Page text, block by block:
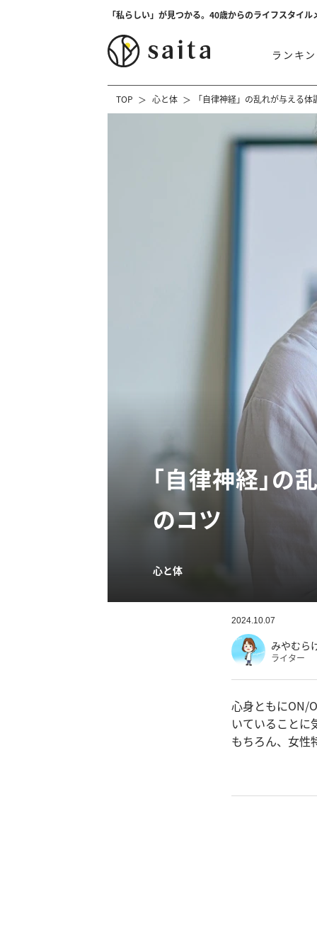
「私らしい」が見つかる。40歳からのライフスタイル
ランキ
TOP 心と体 「自律神経」の乱れが与える
「自律神経」
のコツ
心と体
2024.10.07
みやむら
ライター
心身ともにON/
いていることに
もちろん、女性